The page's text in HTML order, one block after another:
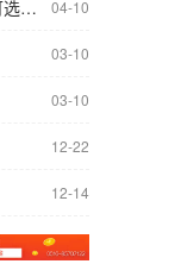
精神科梁光利：治疗躯体形式障碍 可选中药加心理疗法 04-10
4263
03-10
2587
03-10
6107
12-22
3298
12-14
 2919